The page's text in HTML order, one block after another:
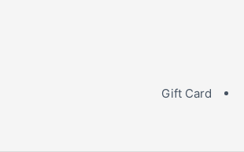
Gift Card